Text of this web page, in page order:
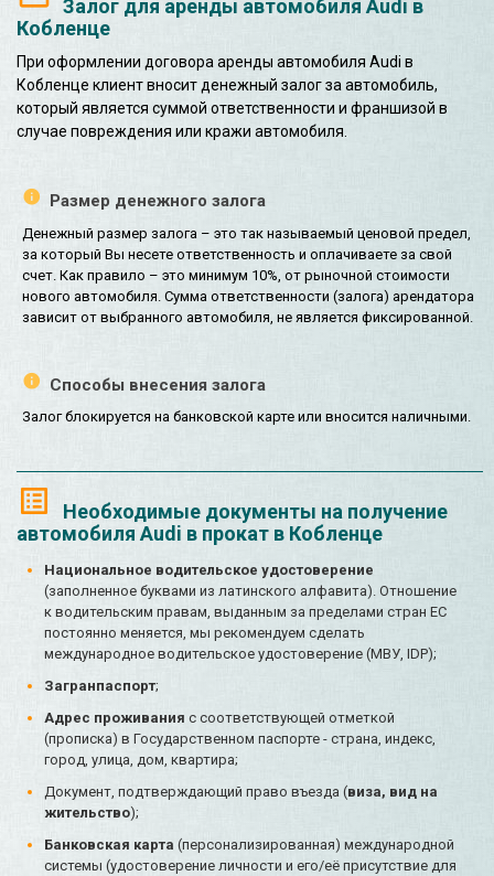
Залог для аренды автомобиля Audi в
Кобленце
При оформлении договора аренды автомобиля Audi в
Кобленце клиент вносит денежный залог за автомобиль,
который является суммой ответственности и франшизой в
случае повреждения или кражи автомобиля.
Размер денежного залога
Денежный размер залога – это так называемый ценовой предел,
за который Вы несете ответственность и оплачиваете за свой
счет. Как правило – это минимум 10%, от рыночной стоимости
нового автомобиля. Сумма ответственности (залога) арендатора
зависит от выбранного автомобиля, не является фиксированной.
Способы внесения залога
Залог блокируется на банковской карте или вносится наличными.
Необходимые документы на получение
автомобиля Audi в прокат в Кобленце
Национальное водительское удостоверение
(заполненное буквами из латинского алфавита). Отношение
к водительским правам, выданным за пределами стран ЕС
постоянно меняется, мы рекомендуем сделать
международное водительское удостоверение (МВУ, IDP);
Загранпаспорт;
Адрес проживания с соответствующей отметкой
(прописка) в Государственном паспорте - страна, индекс,
город, улица, дом, квартира;
Документ, подтверждающий право въезда (виза, вид на
жительство);
Банковская карта (персонализированная) международной
системы (удостоверение личности и его/её присутствие для